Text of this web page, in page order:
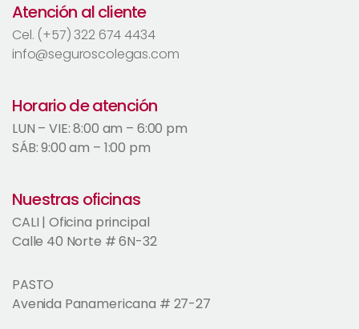
Atención al cliente
Cel. (+57) 322 674 4434
info@seguroscolegas.com
Horario de atención
LUN – VIE: 8:00 am – 6:00 pm
SÁB: 9:00 am – 1:00 pm
Nuestras oficinas
CALI | Oficina principal
Calle 40 Norte # 6N-32
PASTO
Avenida Panamericana # 27-27